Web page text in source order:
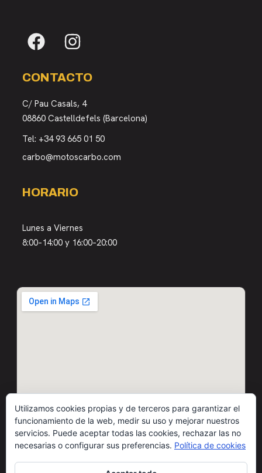
CONTACTO
C/ Pau Casals, 4
08860 Castelldefels (Barcelona)
Tel: +34 93 665 01 50
carbo@motoscarbo.com
HORARIO
Lunes a Viernes
8:00–14:00 y 16:00–20:00
Utilizamos cookies propias y de terceros para garantizar el
funcionamiento de la web, medir su uso y mejorar nuestros
servicios. Puede aceptar todas las cookies, rechazar las no
necesarias o configurar sus preferencias. Política de cookies